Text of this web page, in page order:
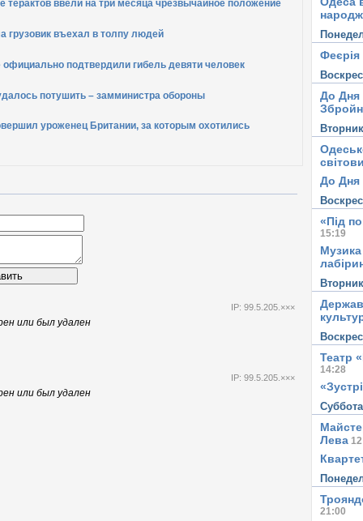
терактов ввели на три месяца чрезвычайное положение
грузовик въехал в толпу людей
официально подтвердили гибель девяти человек
потушить – замминистра обороны
уроженец Британии, за которым охотились
IP: 99.5.205.×××
или был удален
IP: 99.5.205.×××
или был удален
Феєрія
До Дня
До Дня
«Під
15:19
Театр
14:28
Лева
21:00